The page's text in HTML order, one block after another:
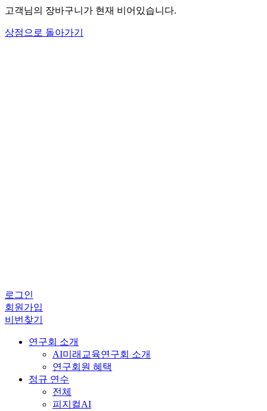
고객님의 장바구니가 현재 비어있습니다.
상점으로 돌아가기
로그인
회원가입
비번찾기
연구회 소개
AI미래교육연구회 소개
연구회원 혜택
정규 연수
전체
피지컬AI